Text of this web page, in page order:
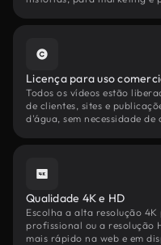
Licença para uso
Todos os vídeos estão
de clientes, sites e
d'água, sem necessidade
Qualidade 4K e HD
Escolha a alta resolução
profissional ou a resolução
mais rápido na web e em